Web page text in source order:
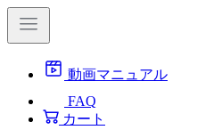
動画マニュアル
FAQ
カート